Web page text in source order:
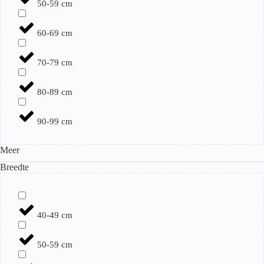
50-59 cm
60-69 cm
70-79 cm
80-89 cm
90-99 cm
Meer
Breedte
40-49 cm
50-59 cm